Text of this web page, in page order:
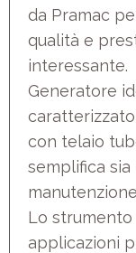
da Pramac
qualità e
interessante.
Generatore
con telaio
semplifica
Lo
applicazioni